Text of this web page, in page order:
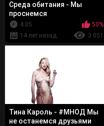
Среда обитания - Мы
проснемся
4:05
50%
14 лет назад
3 051
Тина Кароль - #МНОД Мы
не останемся друзьями